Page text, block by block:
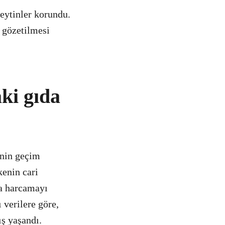
korundu.
gözetilmesi
gıda
geçim
cari
harcamayı
verilere göre,
yaşandı.